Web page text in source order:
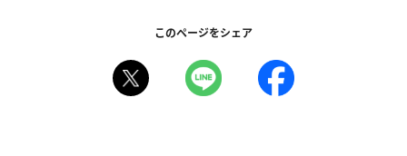
このページをシェア